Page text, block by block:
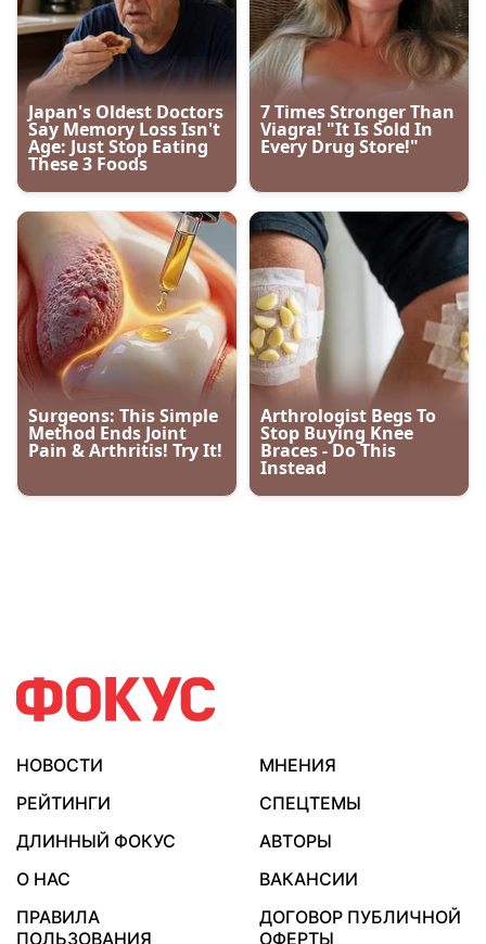
НОВОСТИ
МНЕНИЯ
РЕЙТИНГИ
СПЕЦТЕМЫ
ДЛИННЫЙ ФОКУС
АВТОРЫ
О НАС
ВАКАНСИИ
ПРАВИЛА
ПОЛЬЗОВАНИЯ
ДОГОВОР ПУБЛИЧНОЙ
ОФЕРТЫ